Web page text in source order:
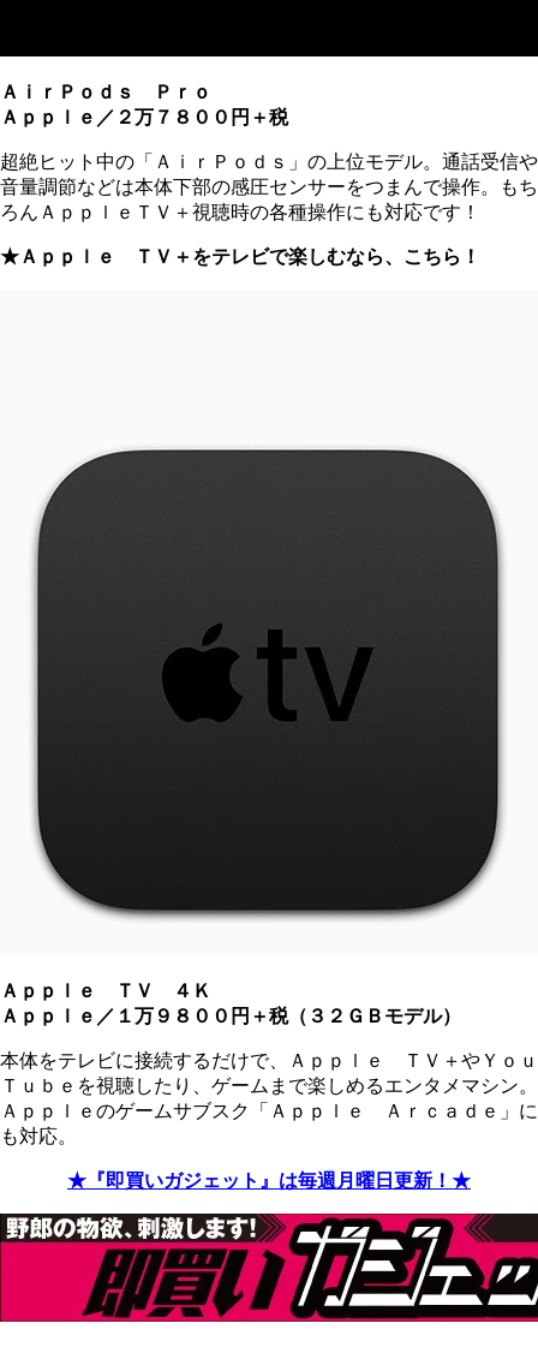
ＡｉｒＰｏｄｓ Ｐｒｏ
Ａｐｐｌｅ／２万７８００円＋税
超絶ヒット中の「ＡｉｒＰｏｄｓ」の上位モデル。通話受信や
音量調節などは本体下部の感圧センサーをつまんで操作。もち
ろんＡｐｐｌｅＴＶ＋視聴時の各種操作にも対応です！
★Ａｐｐｌｅ ＴＶ＋をテレビで楽しむなら、こちら！
Ａｐｐｌｅ ＴＶ ４Ｋ
Ａｐｐｌｅ／１万９８００円＋税（３２ＧＢモデル）
本体をテレビに接続するだけで、Ａｐｐｌｅ ＴＶ＋やＹｏｕ
Ｔｕｂｅを視聴したり、ゲームまで楽しめるエンタメマシン。
Ａｐｐｌｅのゲームサブスク「Ａｐｐｌｅ Ａｒｃａｄｅ」に
も対応。
★『即買いガジェット』は毎週月曜日更新！★